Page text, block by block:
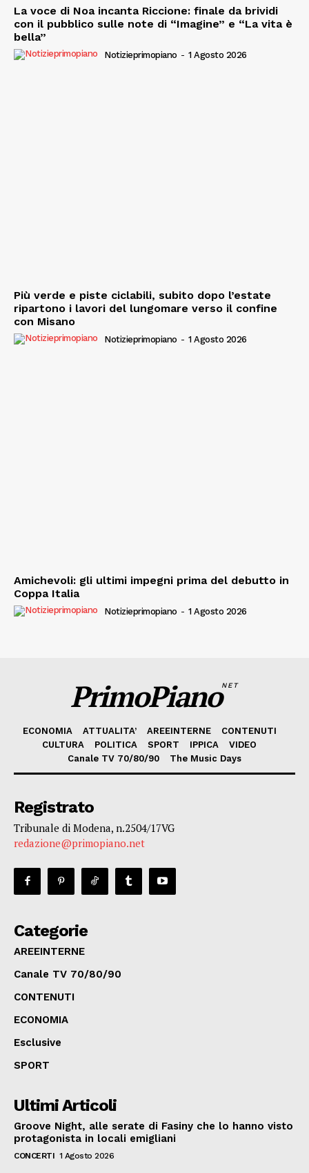
La voce di Noa incanta Riccione: finale da brividi
con il pubblico sulle note di “Imagine” e “La vita è
bella”
Notizieprimopiano - 1 Agosto 2026
Più verde e piste ciclabili, subito dopo l’estate
ripartono i lavori del lungomare verso il confine
con Misano
Notizieprimopiano - 1 Agosto 2026
Amichevoli: gli ultimi impegni prima del debutto in
Coppa Italia
Notizieprimopiano - 1 Agosto 2026
PrimoPianoNET
ECONOMIA ATTUALITA’ AREEINTERNE
CONTENUTI
CULTURA
POLITICA SPORT IPPICA
VIDEO
Canale TV 70/80/90
The Music Days
Registrato
Tribunale di Modena, n.2504/17VG
redazione@primopiano.net
Categorie
AREEINTERNE
Canale TV 70/80/90
CONTENUTI
ECONOMIA
Esclusive
SPORT
Ultimi Articoli
Groove Night, alle serate di Fasiny che lo hanno visto
protagonista in locali emigliani
CONCERTI 1 Agosto 2026